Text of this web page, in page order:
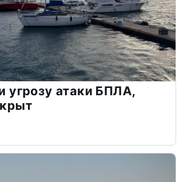
угрозу атаки БПЛА,